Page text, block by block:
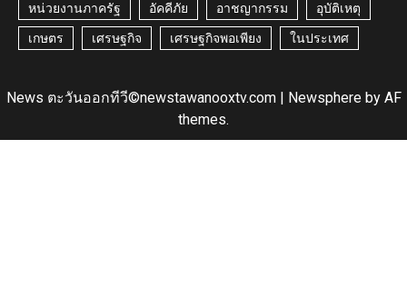
หน่วยงานภาครัฐ อัคคีภัย อาชญากรรม อุบัติเหตุ
เกษตร เศรษฐกิจ เศรษฐกิจพอเพียง ในประเทศ
News ตะวันออกทีวี©newstawanooxtv.com Newsphereby AF
themes.